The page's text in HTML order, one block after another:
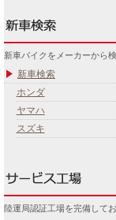
新車バイクをメーカーから
新車検索
ホンダ
ヤマハ
スズキ
陸運局認証工場を完備してお